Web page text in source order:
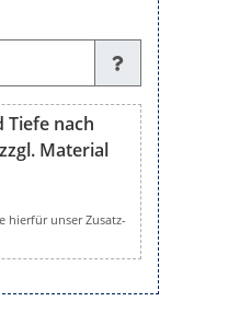
Tiefe nach
Material
Ihren Maßen fertig
hierfür unser Zusatz-